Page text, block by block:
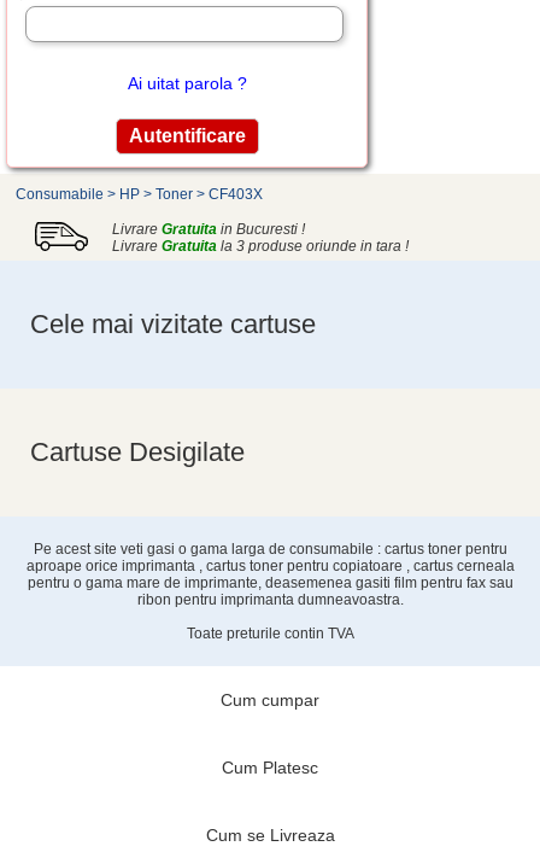
Ai uitat parola ?
Consumabile > HP > Toner > CF403X
Livrare Gratuita in Bucuresti !
Livrare Gratuita la 3 produse oriunde in tara !
Cele mai vizitate cartuse
Cartuse Desigilate
Pe acest site veti gasi o gama larga de consumabile : cartus toner pentru
aproape orice imprimanta , cartus toner pentru copiatoare , cartus cerneala
pentru o gama mare de imprimante, deasemenea gasiti film pentru fax sau
ribon pentru imprimanta dumneavoastra.
Toate preturile contin TVA
Cum cumpar
Cum Platesc
Cum se Livreaza